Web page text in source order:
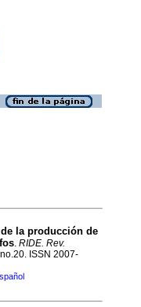
la producción de
. RIDE. Rev.
ISSN 2007-